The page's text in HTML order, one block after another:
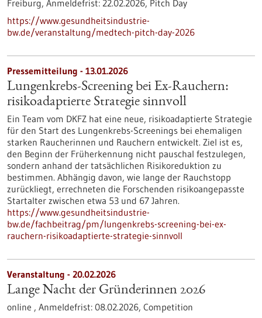
Freiburg, Anmeldefrist: 22.02.2026, Pitch Day
https://www.gesundheitsindustrie-
bw.de/veranstaltung/medtech-pitch-day-2026
Pressemitteilung - 13.01.2026
Lungenkrebs-Screening bei Ex-Rauchern:
risikoadaptierte Strategie sinnvoll
Ein Team vom DKFZ hat eine neue, risikoadaptierte Strategie
für den Start des Lungenkrebs-Screenings bei ehemaligen
starken Raucherinnen und Rauchern entwickelt. Ziel ist es,
den Beginn der Früherkennung nicht pauschal festzulegen,
sondern anhand der tatsächlichen Risikoreduktion zu
bestimmen. Abhängig davon, wie lange der Rauchstopp
zurückliegt, errechneten die Forschenden risikoangepasste
Startalter zwischen etwa 53 und 67 Jahren.
https://www.gesundheitsindustrie-
bw.de/fachbeitrag/pm/lungenkrebs-screening-bei-ex-
rauchern-risikoadaptierte-strategie-sinnvoll
Veranstaltung - 20.02.2026
Lange Nacht der Gründerinnen 2026
online , Anmeldefrist: 08.02.2026, Competition